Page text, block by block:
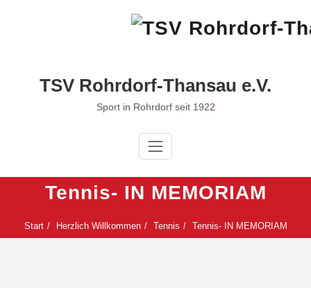
TSV Rohrdorf-Thansau e.V.
Sport in Rohrdorf seit 1922
Tennis- IN MEMORIAM
Start Herzlich Willkommen Tennis Tennis- IN MEMORIAM